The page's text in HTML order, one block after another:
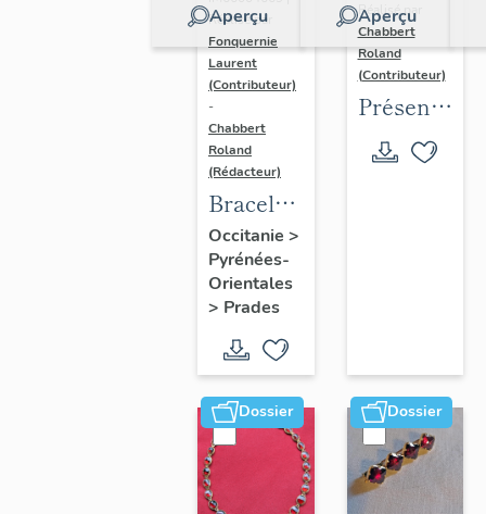
Aperçu
Réalisé par
Fonquernie
Laurent
(Contributeur)
-
Chabbert
Roland
(Rédacteur)
Bracelet
en or et
grenat
avec sa
Occitanie >
Pyrénées-
Orientales
> Prades
Aperçu
Réalisé par
Chabbert
Roland
(Contributeur)
de
l'opération
Dossier Dossier